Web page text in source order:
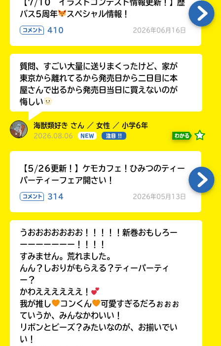
【7/10 イラストコンテスト情報更新！】歴
バス5周年
スペシャル情報！
コメント 410 2026年06月16日
質問、すごい大量に送りまくったけど、家が
東京から離れてるから発売日から二日目に本
屋さんで出るから発売日当日に買えないのが
悔しい
海獣類好き さん ／ 女性 ／ 小学6年
2026.08.06 NEW 注目 !! わかる
【5/26更新！】ケモカフェ！ひみつのティー
パーティーフェア開さい！
コメント 314 2026年05月13日
うおおおおおおお！！！！！新巻おもしろー
ーーーーーーー！！！！
すみません。荒れました。
んん？しおりがもらえる？ティーパーティ
ー？
かわええええええ！
我が推し
コンくん
可愛すぎるだろぉぉぉ
ていうか、みんなかわいい！
リボンとビーズ？みたいなのが、お揃いでい
い！